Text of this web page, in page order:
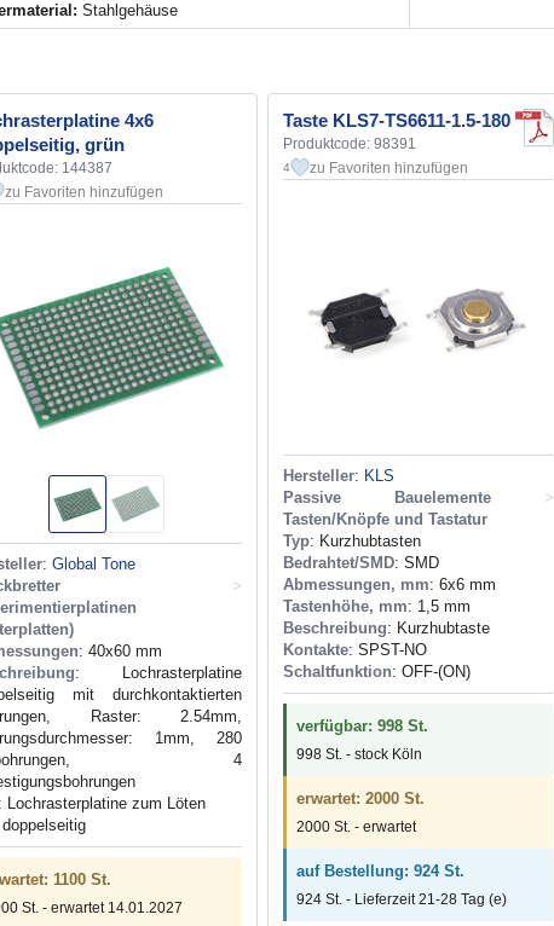
Stahlgehäuse
4x6
grün
144387
zu Favoriten hinzufügen
: Global Tone
>
: 40x60 mm
: Lochrasterplatine
mit durchkontaktierten
Raster: 2.54mm,
1mm, 280
4
: Lochrasterplatine zum Löten
1100 St.
St. - erwartet 14.01.2027
Taste KLS7-TS6611-1.5-180
Produktcode: 98391
4 zu Favoriten hinzufügen
Hersteller: KLS
Passive Bauelemente
>
Tasten/Knöpfe und Tastatur
Typ: Kurzhubtasten
Bedrahtet/SMD: SMD
Abmessungen, mm: 6x6 mm
Tastenhöhe, mm: 1,5 mm
Beschreibung: Kurzhubtaste
Kontakte: SPST-NO
Schaltfunktion: OFF-(ON)
verfügbar: 998 St.
998 St. - stock Köln
erwartet: 2000 St.
2000 St. - erwartet
auf Bestellung: 924 St.
924 St. - Lieferzeit 21-28 Tag (e)